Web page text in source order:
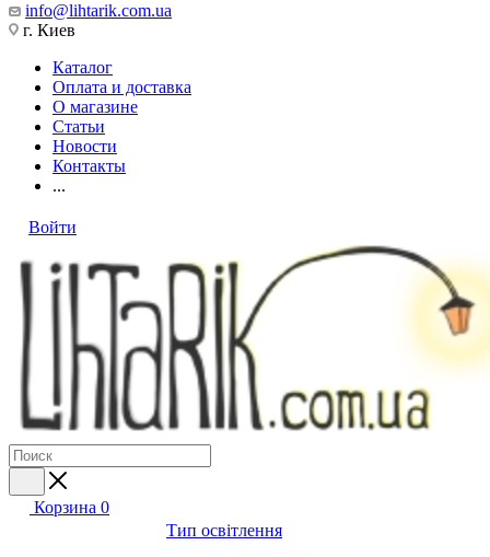
info@lihtarik.com.ua
г. Киев
Каталог
Оплата и доставка
О магазине
Статьи
Новости
Контакты
...
Войти
Корзина 0
Тип освітлення